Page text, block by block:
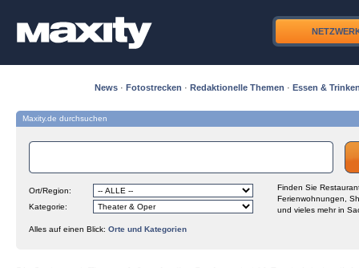
News · Fotostrecken · Redaktionelle Themen · Essen &
Maxity.de durchsuchen
Ort/Region:
Kategorie:
Finden Sie
Ferienwohnungen,
und vieles mehr in
Alles auf einen Blick: Orte und Kategorien